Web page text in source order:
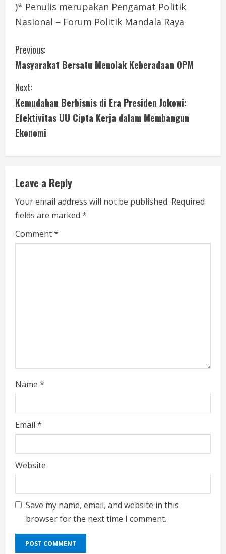
)* Penulis merupakan Pengamat Politik
Nasional – Forum Politik Mandala Raya
C
o
n
t
i
n
u
e
R
e
Previous:
Masyarakat Bersatu Menolak Keberadaan OPM
Next:
Kemudahan Berbisnis di Era Presiden Jokowi:
Efektivitas UU Cipta Kerja dalam Membangun
Ekonomi
Leave a Reply
Your email address will not be published. Required
fields are marked *
Comment*
Name *
Email *
Website
Save my name, email, and website in this
browser for the next time I comment.